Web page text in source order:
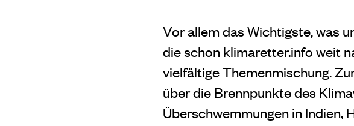
Vor allem das Wichtigste, was
die schon klimaretter.info weit
vielfältige Themenmischung.
über die Brennpunkte des
Überschwemmungen in Indien,